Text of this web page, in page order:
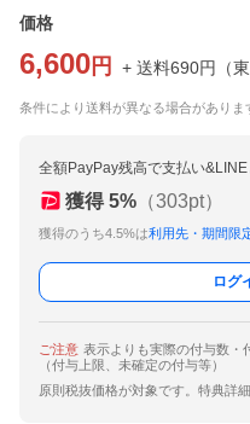
価格
6,600 円 + 送料690円 （
条件により送料が異なる場合がありま
全額PayPay残高で支払い
獲得 5% （303pt）
獲得のうち4.5%は利用先・期間限
ログ
ご注意 表示よりも実際の付与数・
（付与上限、未確定の付与等）
原則税抜価格が対象です。特典詳